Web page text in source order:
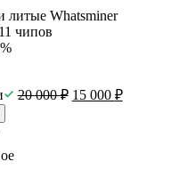
литые Whatsminer
чипов
20 000₽ 15 000 ₽